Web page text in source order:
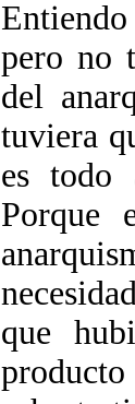
pero no
del
tuviera
es todo
Porque
que
producto